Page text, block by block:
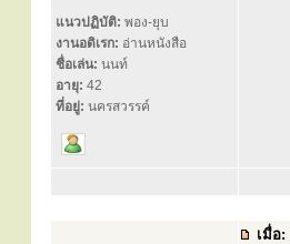
แนวปฏิบัติ: พอง-ยุบ
งานอดิเรก: อ่านหนังสือ
ชื่อเล่น: นนท์
อายุ: 42
ที่อยู่: นครสวรรค์
เมื่อ: